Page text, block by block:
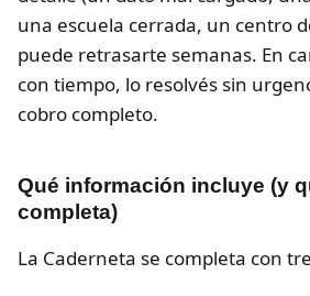
una escuela cerrada, un centro
puede retrasarte semanas. En
con tiempo, lo resolvés sin
cobro completo.
Qué información incluye (y
completa)
La Caderneta se completa con